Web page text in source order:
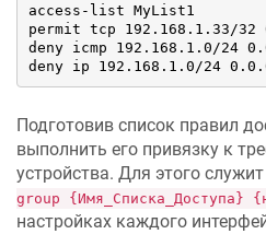
access-list MyList1
permit tcp 192.168.1.33/32
deny icmp 192.168.1.0/24
deny ip 192.168.1.0/24
Подготовив список правил
выполнить его привязку к
устройства. Для этого
group {Имя_Списка_Доступа}
настройках каждого